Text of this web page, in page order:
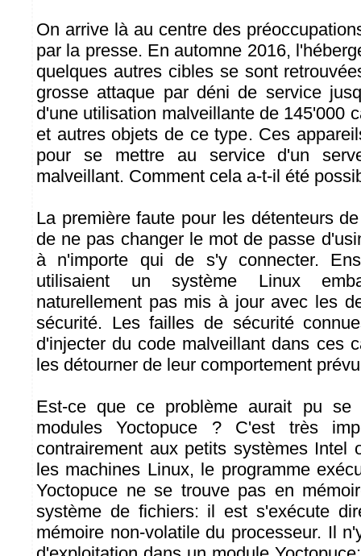
On arrive là au centre des
par la presse. En automne 2016,
quelques autres cibles se sont
grosse attaque par déni de service
d'une utilisation malveillante de 145'000
et autres objets de ce type. Ces
pour se mettre au service d'un
malveillant. Comment cela a-t-il été
La première faute pour les détenteurs
de ne pas changer le mot de passe
à n'importe qui de s'y connecter.
utilisaient un système Linux
naturellement pas mis à jour avec les
sécurité. Les failles de sécurité
d'injecter du code malveillant dans ces
les détourner de leur comportement
Est-ce que ce problème aurait pu se
modules Yoctopuce ? C'est très
contrairement aux petits systèmes Intel
les machines Linux, le programme
Yoctopuce ne se trouve pas en
système de fichiers: il est s'exécute
mémoire non-volatile du processeur. Il